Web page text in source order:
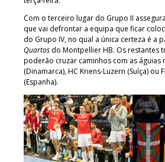
Com o terceiro lugar do Grupo II
que vai defrontar a equipa que ficar
do Grupo IV, no qual a única certeza é a
Quartos do Montpellier HB. Os restantes
poderão cruzar caminhos com as águias
(Dinamarca), HC Kriens-Luzern (Suíça) ou
(Espanha).